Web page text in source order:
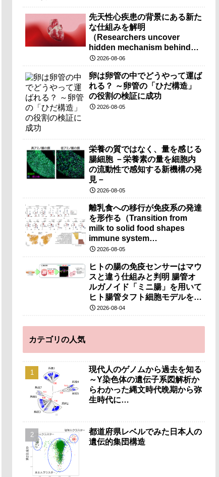
先天性心疾患の背景にある新た
な仕組みを解明
（Researchers uncover
hidden mechanism behind
congenital heart disease）
2026-08-06
卵は卵管の中でどうやって運ば
れる？ ～卵管の「ひだ構造」
の役割の検証に成功
2026-08-05
栄養の質ではなく、量を感じる
腸細胞 －栄養素の量を細胞内
の流動性で感知する新機構の発
見－
2026-08-05
離乳食への移行が免疫系の発達
を形作る（Transition from
milk to solid food shapes
immune system
development）
2026-08-05
ヒトの腸の免疫センサーはマウ
スと違う仕組みと判明 腸管オ
ルガノイド「ミニ腸」を用いて
ヒト腸管タフト細胞モデルを開
発～マウス細胞に代わり細胞治
2026-08-04
カテゴリの人気
現代人のゲノムから過去を知る
～Y染色体の遺伝子系図解析か
らわかった縄文時代晩期から弥
生時代に…
都道府県レベルでみた日本人の
遺伝的集団構造